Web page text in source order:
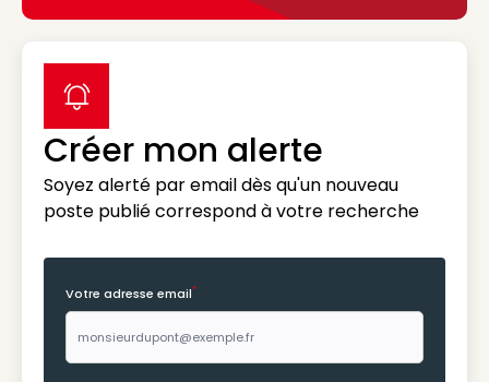
Créer mon alerte
Soyez alerté par email dès qu'un nouveau
poste publié correspond à votre recherche
label icon
Votre adresse email*